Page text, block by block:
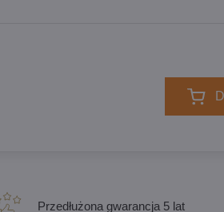
Przedłużona gwarancja 5 lat